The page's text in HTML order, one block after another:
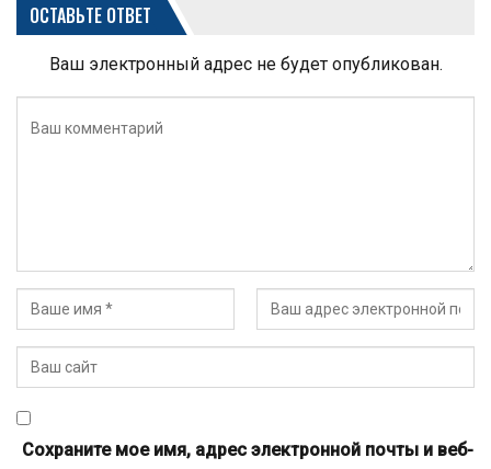
ОСТАВЬТЕ ОТВЕТ
Ваш электронный адрес не будет опубликован.
Сохраните мое имя, адрес электронной почты и веб-